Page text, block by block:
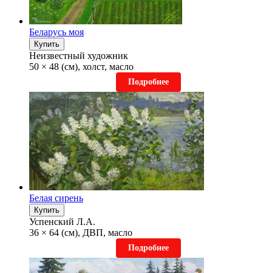
Беларусь моя
Купить
Неизвестный художник
50 × 48 (см), холст, масло
Подробнее
Белая сирень
Купить
Успенский Л.А.
36 × 64 (см), ДВП, масло
Подробнее